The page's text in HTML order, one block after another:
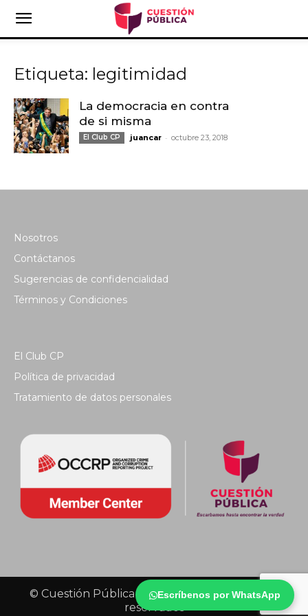
Escríbenos por WhatsApp
Etiqueta: legitimidad
La democracia en contra
de si misma
El Club CP juancar - octubre 23, 2018
Nosotros
Contáctanos
Sugerencias de confidencialidad
Términos y Condiciones
El Club CP
Política de privacidad
Tratamiento de datos personales
© Cuestión Pública 2018 - Todos los derechos
reservados